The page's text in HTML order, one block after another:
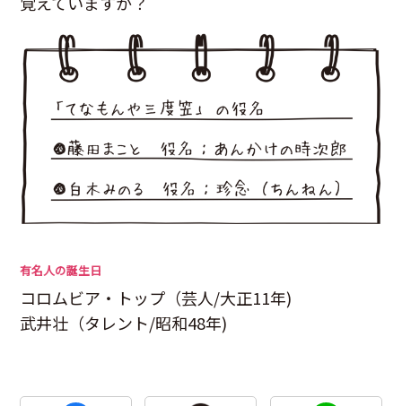
有名人の誕生日
コロムビア・トップ（芸人/大正11年)
武井壮（タレント/昭和48年)